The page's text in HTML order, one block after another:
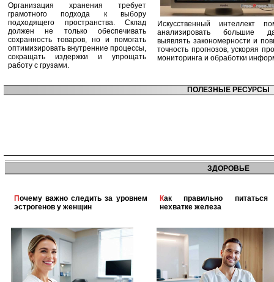
Организация хранения требует
грамотного подхода к выбору
подходящего пространства. Склад
должен не только обеспечивать
сохранность товаров, но и помогать
оптимизировать внутренние процессы,
сокращать издержки и упрощать
работу с грузами.
Искусственный интеллект
анализировать большие
выявлять закономерности и
точность прогнозов, ускоряя
мониторинга и обработки
ПОЛЕЗНЫЕ РЕСУРСЫ
ЗДОРОВЬЕ
Почему важно следить за уровнем
эстрогенов у женщин
Как правильно питаться при
нехватке железа